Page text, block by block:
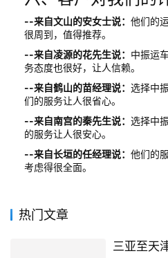
--来自文山的安女士说： 他们的
很周到，值得推荐。
--来自凌源的花先生说： 中振运
务态度也很好，让人信赖。
--来自鹤山的苗经理说： 选择中
们的服务让人很省心。
--来自南宫的秦先生说： 选择中
的服务让人很安心。
--来自长垣的任经理说： 他们的
考虑得很全面。
热门文章
三亚至天